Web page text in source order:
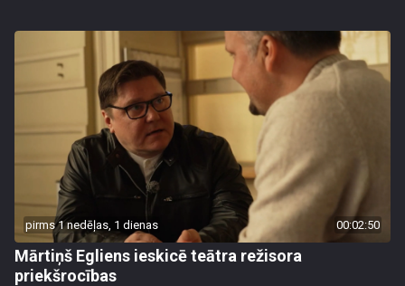
pirms 1 nedēļas, 1 dienas 00:02:50
Mārtiņš Egliens ieskicē teātra režisora
priekšrocības